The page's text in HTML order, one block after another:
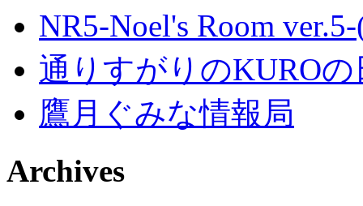
NR5-Noel's Room
通りすがりのKURO
鷹月ぐみな情報局
Archives